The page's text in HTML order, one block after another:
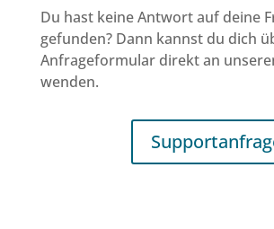
Du hast keine Antwort auf deine
gefunden? Dann kannst du dich
Anfrageformular direkt an
wenden.